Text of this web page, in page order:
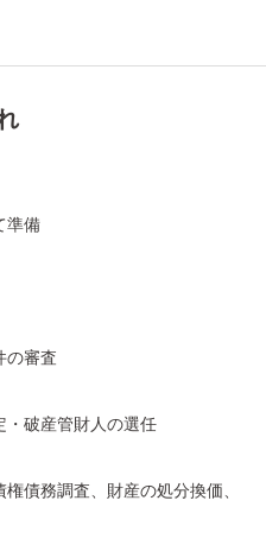
準備
の審査
破産管財人の選任
債務調査、財産の処分換価、